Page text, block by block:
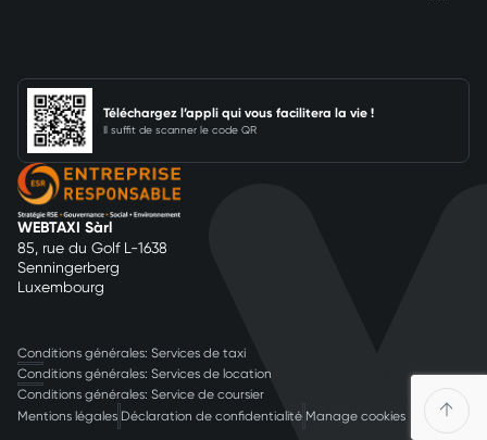
Téléchargez l’appli qui vous facilitera la vie !
Il suffit de scanner le code QR
WEBTAXI Sàrl
85, rue du Golf L-1638
Senningerberg
Luxembourg
Conditions générales: Services de taxi
Conditions générales: Services de location
Conditions générales: Service de coursier
Mentions légales Déclaration de confidentialité Manage cookies